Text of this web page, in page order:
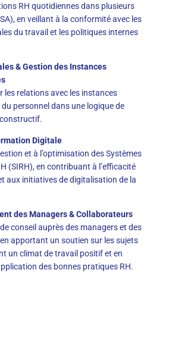
RH quotidiennes dans plusieurs
en veillant à la conformité avec les
du travail et les politiques internes
& Gestion des Instances
les relations avec les instances
personnel dans une logique de
Digitale
et à l’optimisation des Systèmes
(SIRH), en contribuant à l’efficacité
aux initiatives de digitalisation de la
des Managers & Collaborateurs
conseil auprès des managers et des
apportant un soutien sur les sujets
un climat de travail positif et en
des bonnes pratiques RH.